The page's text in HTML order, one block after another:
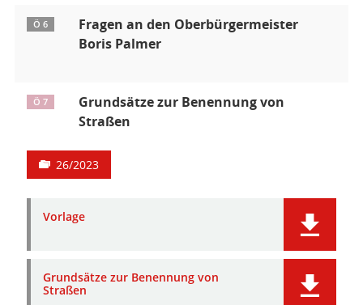
Ö 6
Fragen an den Oberbürgermeister
Boris Palmer
Ö 7
Grundsätze zur Benennung von
Straßen
26/2023
Vorlage
Grundsätze zur Benennung von
Straßen